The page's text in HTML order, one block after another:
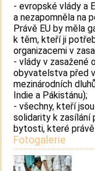
- evropské vlády a
a nezapomněla na
Právě EU by měla
k těm, kteří ji
organizacemi v
- vlády v zasažené
obyvatelstva před
mezinárodních
Indie a Pákistánu);
- všechny, kteří
solidarity k zasílání
bytosti, které
Fotogalerie